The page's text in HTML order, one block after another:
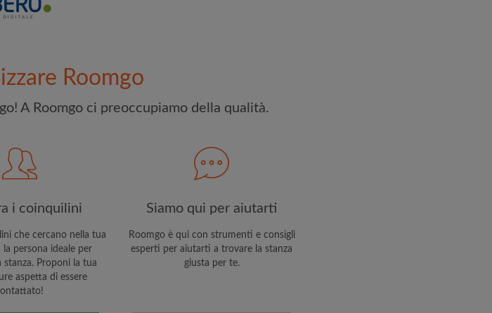
Con l'adesione a Roomgo riceverai offerte esclusive e
Roomgo
A Roomgo ci preoccupiamo della qualità.
i coinquilini
che cercano nella tua
persona ideale per
stanza. Proponi la tua
aspetta di essere
Siamo qui per aiutarti
Roomgo è qui con strumenti e consigli
esperti per aiutarti a trovare la stanza
giusta per te.